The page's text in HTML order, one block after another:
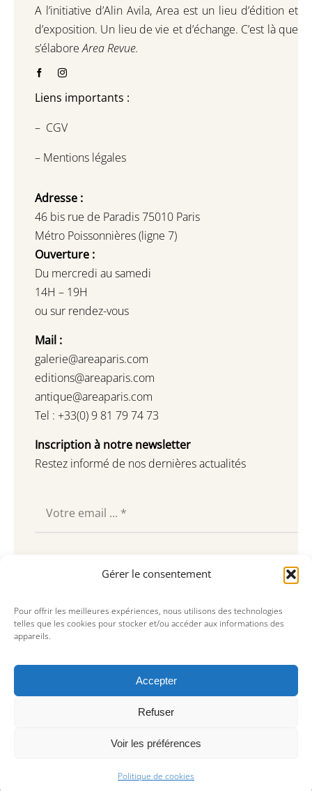
Gérer le consentement
Pour offrir les meilleures expériences, nous utilisons des technologies
telles que les cookies pour stocker et/ou accéder aux informations des
appareils.
Accepter
Refuser
Voir les préférences
Politique de cookies
A l’initiative d’Alin Avila, Area est un lieu d’édition et
d’exposition. Un lieu de vie et d’échange. C’est là que
s’élaboreArea Revue.
Liens importants :
– CGV
– Mentions légales
Adresse :
46 bis rue de Paradis 75010 Paris
Métro Poissonnières (ligne 7)
Ouverture :
Du mercredi au samedi
14H – 19H
ou sur rendez-vous
Mail :
galerie@areaparis.com
editions@areaparis.com
antique@areaparis.com
Tel : +33(0) 9 81 79 74 73
Inscription à notre newsletter
Restez informé de nos dernières actualités
Souscrire
© Copyright 2023, AREA Paris